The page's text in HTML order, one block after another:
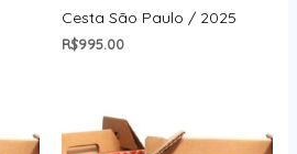
Cesta São Paulo / 2025
R$995.00